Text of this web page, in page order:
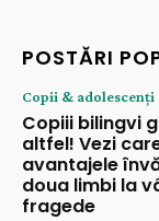
POSTĂRI
Copii & adolescenți
Copiii bilingvi
altfel! Vezi
avantajele
doua limbi la
fragede